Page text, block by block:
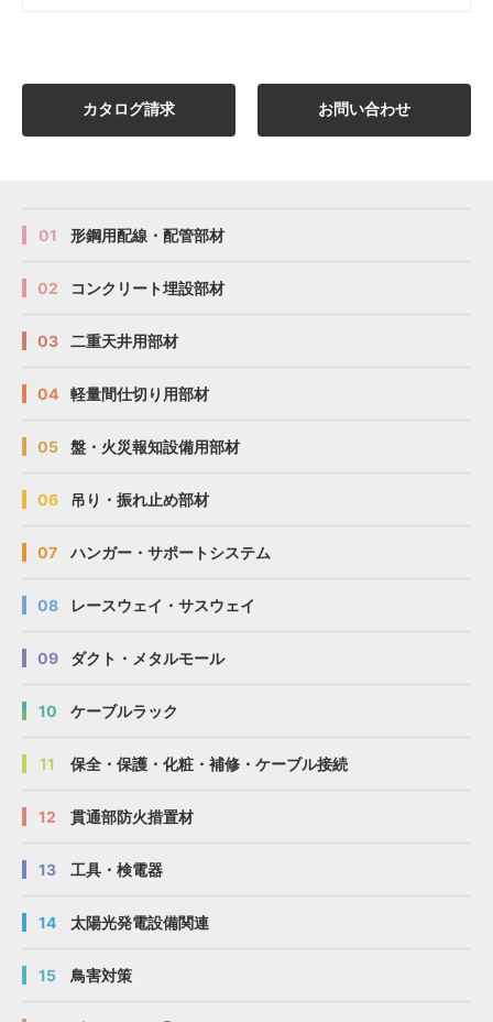
カタログ請求 お問い合わせ
01 形鋼用配線・配管部材
02 コンクリート埋設部材
03 二重天井用部材
04 軽量間仕切り用部材
05 盤・火災報知設備用部材
06 吊り・振れ止め部材
07 ハンガー・サポートシステム
08 レースウェイ・サスウェイ
09 ダクト・メタルモール
10 ケーブルラック
11 保全・保護・化粧・補修・ケーブル接続
12 貫通部防火措置材
13 工具・検電器
14 太陽光発電設備関連
15 鳥害対策